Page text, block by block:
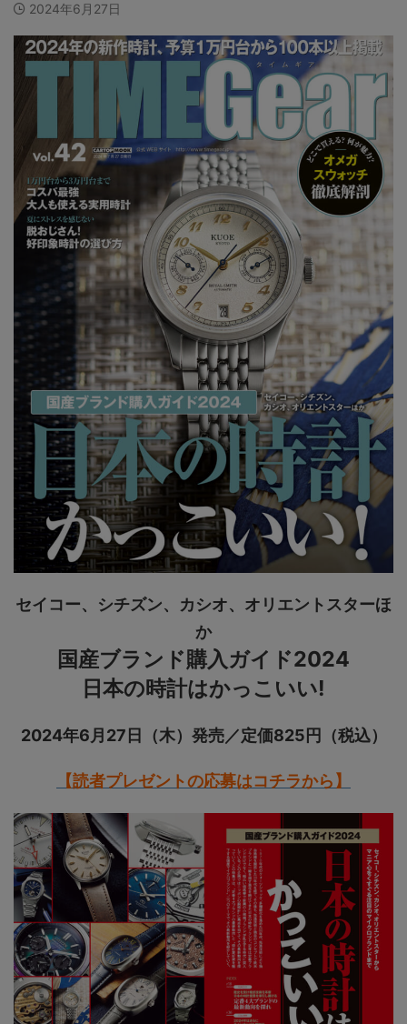
2024年6月27日
セイコー、シチズン、カシオ、オリエントスターほ
か
国産ブランド購入ガイド2024
日本の時計はかっこいい!
2024年6月27日（木）発売／定価825円（税込）
【読者プレゼントの応募はコチラから】